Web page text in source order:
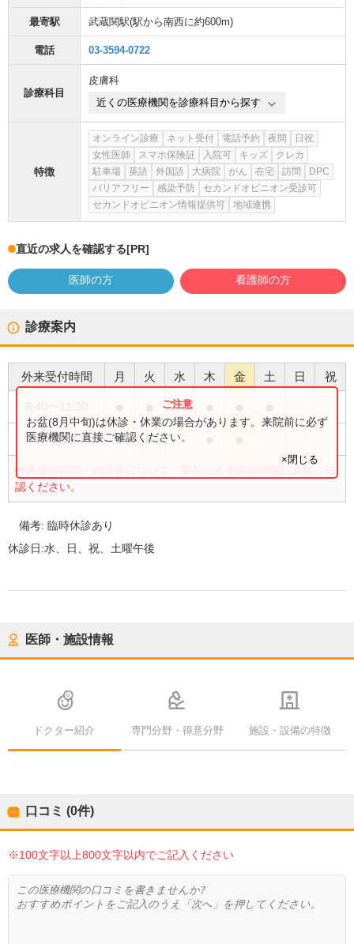
最寄駅 武蔵関駅(駅から南西に約600m)
電話 03-3594-0722
診療科目
皮膚科
近くの医療機関を診療科目から探す
特徴
オンライン診療 ネット受付 電話予約 夜間
日祝
女性医師
スマホ保険証 入院可 キッズ
クレカ
駐車場
英語 外国語 大病院 がん 在宅 訪問
DPC
バリアフリー
感染予防
セカンドオピニオン受診可
セカンドオピニオン情報提供可
地域連携
直近の求人を確認する[PR]
医師の方 看護師の方
診療案内
外来受付時間 月 火 水 木 金 土 日 祝
14:40〜17:30 ● ●
外来受付時間・内容等について、事前に必ず医療機関に直接ご確
認ください。
お盆(8月中旬)は休診・休業の場合があります。来院前に必ず
医療機関に直接ご確認ください。
×閉じる
備考:臨時休診あり
休診日:水、日、祝、土曜午後
医師・施設情報
ドクター紹介 専門分野・得意分野 施設・設備の特徴
口コミ (0件)
※100文字以上800文字以内でご記入ください